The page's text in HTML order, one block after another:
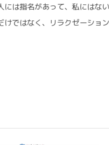
指名があって、私にはな
ではなく、リラクゼーシ